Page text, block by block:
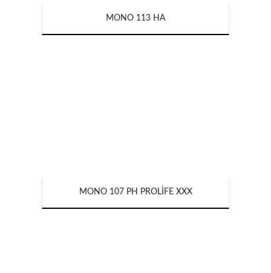
MONO 113 HA
MONO 107 PH PROLIFE XXX